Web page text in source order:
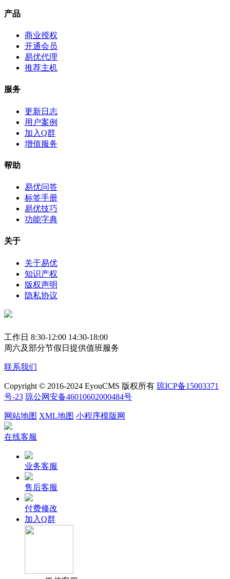
产品
商业授权
开通会员
易优代理
推荐主机
服务
更新日志
用户案例
加入Q群
增值服务
帮助
易优问答
标签手册
易优技巧
功能字典
关于
关于易优
知识产权
版权声明
隐私协议
工作日 8:30-12:00 14:30-18:00
周六及部分节假日提供值班服务
联系我们
Copyright © 2016-2024 EyouCMS 版权所有 琼ICP备15003371
号-23 琼公网安备46010602000484号
网站地图 XML地图 小程序模版网
在线客服
业务客服
售后客服
付费修改
加入Q群